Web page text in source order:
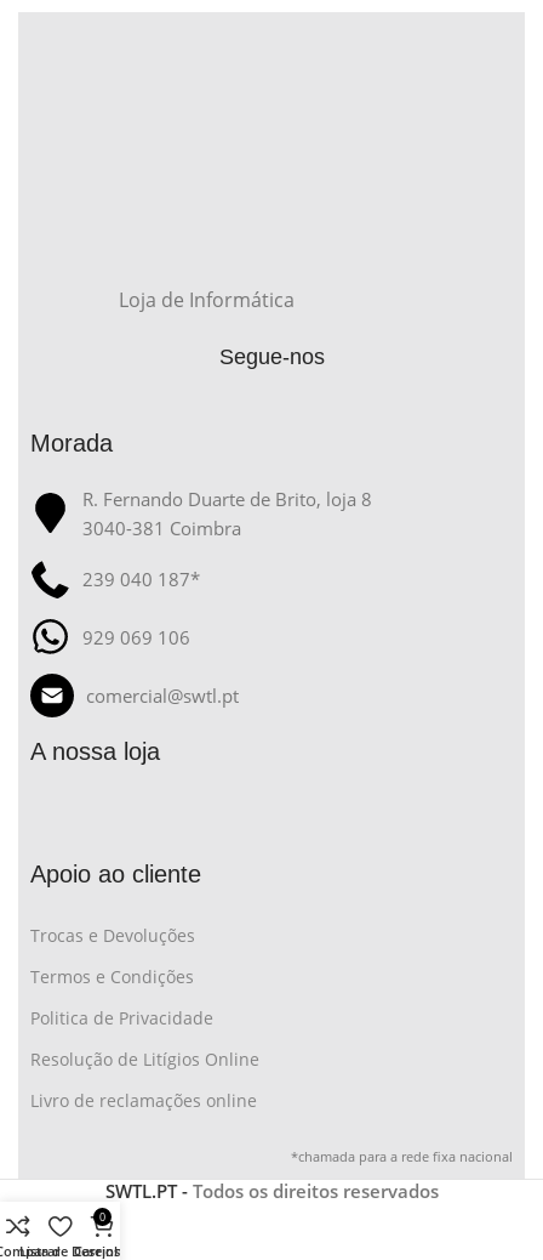
Loja de Informática
Segue-nos
Morada
R. Fernando Duarte de Brito, loja 8
3040-381 Coimbra
239 040 187*
929 069 106
comercial@swtl.pt
A nossa loja
Apoio ao cliente
Trocas e Devoluções
Termos e Condições
Politica de Privacidade
Resolução de Litígios Online
Livro de reclamações online
*chamada para a rede fixa nacional
SWTL.PT - Todos os direitos reservados
Lista de Desejos
0
Carrinho